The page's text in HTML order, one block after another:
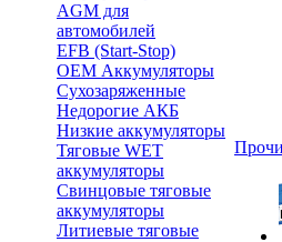
AGM для
автомобилей
EFB (Start-Stop)
OEM Аккумуляторы
Сухозаряженные
Недорогие АКБ
Низкие аккумуляторы
Тяговые WET
аккумуляторы
Свинцовые тяговые
аккумуляторы
Литиевые тяговые